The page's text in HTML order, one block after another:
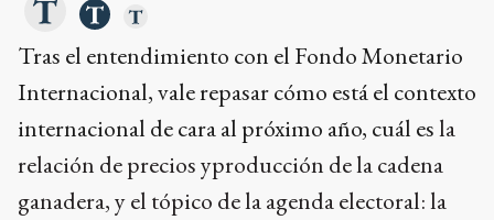
Tras el entendimiento con el Fondo Monetario
Internacional, vale repasar cómo está el contexto
internacional de cara al próximo año, cuál esla
relación de precios yproducción de la cadena
ganadera, y el tópico de la agenda electoral: la